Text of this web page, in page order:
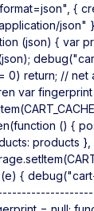
{
json"
(json) { var
0) return; // net
var
() {
products
{